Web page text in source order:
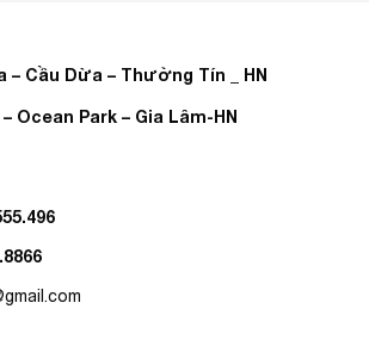
– Cầu Dừa – Thường Tín _ HN
Ocean Park – Gia Lâm-HN